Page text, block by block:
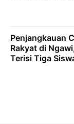
Penjangkauan
Rakyat di
Terisi Tiga